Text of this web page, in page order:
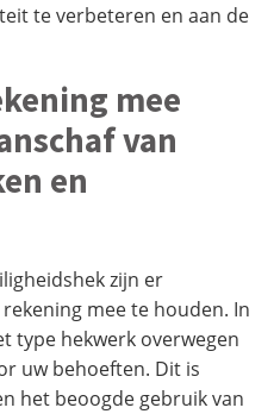
te verbeteren en aan de
mee
van
en
zijn er
mee te houden. In
type hekwerk overwegen
uw behoeften. Dit is
het beoogde gebruik van